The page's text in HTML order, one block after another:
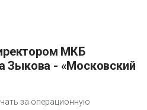
Зыкова - «Московский
за операционную